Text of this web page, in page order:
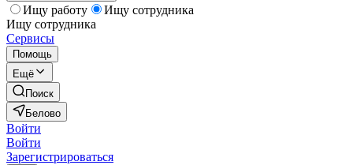
Ищу работу
Ищу сотрудника
Ищу сотрудника
Сервисы
Помощь
Ещё
Поиск
Белово
Войти
Войти
Зарегистрироваться